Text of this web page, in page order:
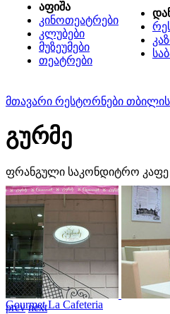
აფიშა
კინოთეატრები
კლუბები
მუზეუმები
თეატრები
მთავარი რესტორნები
გურმე
ფრანგული საკონდიტრო კაფე
prev next
Gourmet La Cafeteria